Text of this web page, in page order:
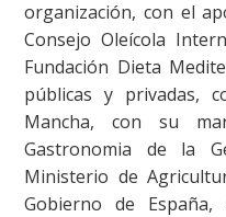
organización, con el
Consejo Oleícola
Fundación Dieta
públicas y privadas,
Mancha, con su
Gastronomia de la
Ministerio de
Gobierno de